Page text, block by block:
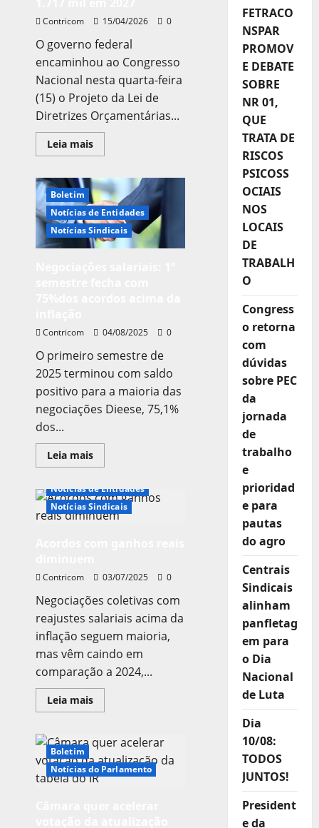
Contricom 15/04/2026 0
O governo federal
encaminhou ao Congresso
Nacional nesta quarta-feira
(15) o Projeto da Lei de
Diretrizes Orçamentárias...
Leia maisLeia
mais
propõe
projeto
com
salário
mínimo
de
R$
1.717
Boletim
Notícias de Entidades
Notícias Sindicais
Contricom 04/08/2025 0
O primeiro semestre de
2025 terminou com saldo
positivo para a maioria das
negociações Dieese, 75,1%
dos...
Leia maisLeia
mais
salariais:
1º
semestre
fecha
da
inflação
Boletim
Notícias de Entidades
Notícias Sindicais
Contricom 03/07/2025 0
Negociações coletivas com
reajustes salariais acima da
inflação seguem maioria,
mas vêm caindo em
comparação a 2024,...
Leia maisLeia
mais
com
ganhos
reais
diminuem
Boletim
Notícias do Parlamento
FETRACO
NSPAR
PROMOV
E DEBATE
SOBRE
NR 01,
QUE
TRATA DE
RISCOS
PSICOSS
OCIAIS
NOS
LOCAIS
DE
TRABALH
O
Congress
o retorna
com
dúvidas
sobre PEC
da
jornada
de
trabalho
e
prioridad
e para
pautas
do agro
Centrais
Sindicais
alinham
panfletag
em para
o Dia
Nacional
de Luta
Dia
10/08:
TODOS
JUNTOS!
President
e da